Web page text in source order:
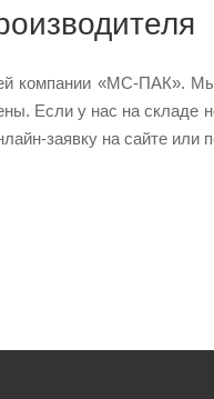
компании «МС-ПАК».
Если у нас на складе
заявку на сайте или